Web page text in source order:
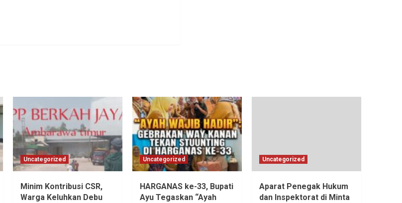
Uncategorized
Minim Kontribusi CSR,
Warga Keluhkan Debu
Uncategorized
HARGANAS ke-33, Bupati
Ayu Tegaskan “Ayah
Uncategorized
Aparat Penegak Hukum
dan Inspektorat di Minta